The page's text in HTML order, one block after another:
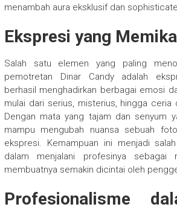
menambah aura eksklusif dan
Ekspresi yang
Salah satu elemen yang paling
pemotretan Dinar Candy adalah
berhasil menghadirkan berbagai emosi
mulai dari serius, misterius, hingga ceria
Dengan mata yang tajam dan senyum
mampu mengubah nuansa sebuah
ekspresi. Kemampuan ini menjadi
dalam menjalani profesinya sebagai
membuatnya semakin dicintai oleh
Profesionalisme